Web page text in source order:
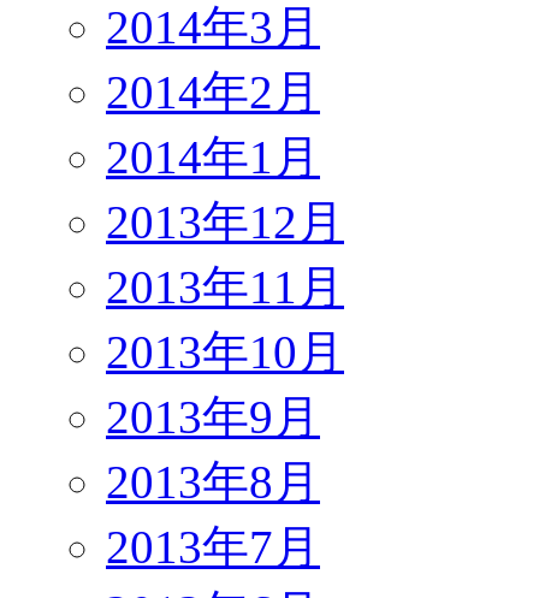
2014年3月
2014年2月
2014年1月
2013年12月
2013年11月
2013年10月
2013年9月
2013年8月
2013年7月